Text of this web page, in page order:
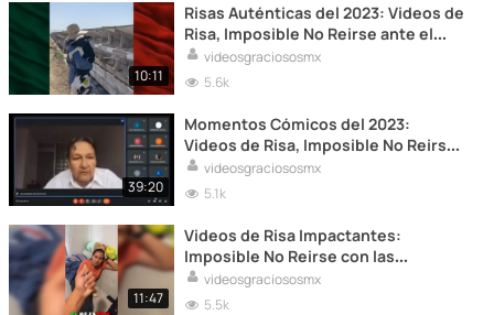
10:11
Risas Auténticas del 2023: Videos de
Risa, Imposible No Reirse ante el
Humor Mexicano
videosgraciososmx
5.6k
39:20
Momentos Cómicos del 2023:
Videos de Risa, Imposible No Reirse
con el Humor Mexicano
videosgraciososmx
5.1k
11:47
Videos de Risa Impactantes:
Imposible No Reirse con las
Sorpresas del Humor Mexicano 2023
videosgraciososmx
5.5k